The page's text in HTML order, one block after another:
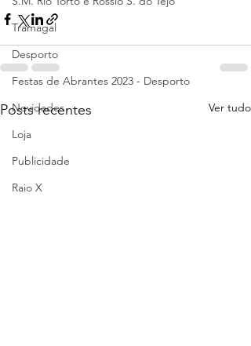
Tramagal
Desporto
Festas de Abrantes 2023 - Desporto
Novidades
Loja
Publicidade
Raio X
Posts recentes Ver tudo